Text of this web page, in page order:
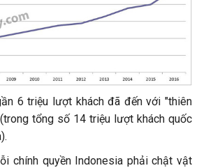
6 triệu lượt khách đã đến với "thiên
tổng số 14 triệu lượt khách quốc
chính quyền Indonesia phải chật vật